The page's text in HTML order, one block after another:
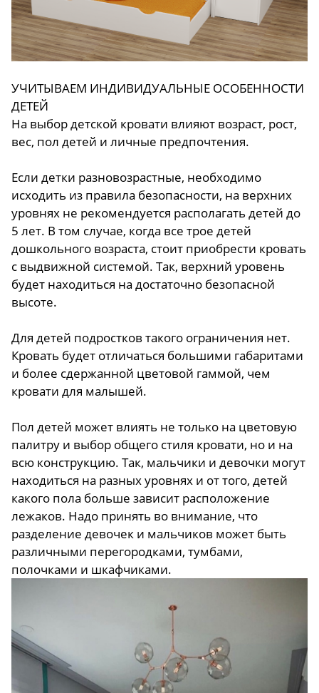
УЧИТЫВАЕМ ИНДИВИДУАЛЬНЫЕ ОСОБЕННОСТИ
ДЕТЕЙ
На выбор детской кровати влияют возраст, рост,
вес, пол детей и личные предпочтения.
Если детки разновозрастные, необходимо
исходить из правила безопасности, на верхних
уровнях не рекомендуется располагать детей до
5 лет. В том случае, когда все трое детей
дошкольного возраста, стоит приобрести кровать
с выдвижной системой. Так, верхний уровень
будет находиться на достаточно безопасной
высоте.
Для детей подростков такого ограничения нет.
Кровать будет отличаться большими габаритами
и более сдержанной цветовой гаммой, чем
кровати для малышей.
Пол детей может влиять не только на цветовую
палитру и выбор общего стиля кровати, но и на
всю конструкцию. Так, мальчики и девочки могут
находиться на разных уровнях и от того, детей
какого пола больше зависит расположение
лежаков. Надо принять во внимание, что
разделение девочек и мальчиков может быть
различными перегородками, тумбами,
полочками и шкафчиками.